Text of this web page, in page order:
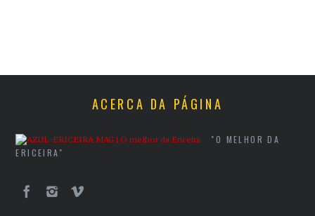
ACERCA DA PÁGINA
"O MELHOR DA
ERICEIRA"